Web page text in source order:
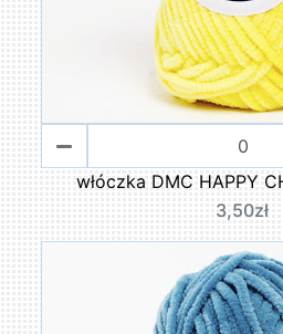
włóczka DMC HAPPY
3,50zł